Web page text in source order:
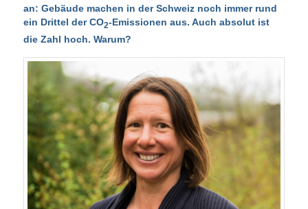
an: Gebäude machen in der Schweiz noch immer rund
ein Drittel der CO2-Emissionen aus. Auch absolut ist
die Zahl hoch. Warum?